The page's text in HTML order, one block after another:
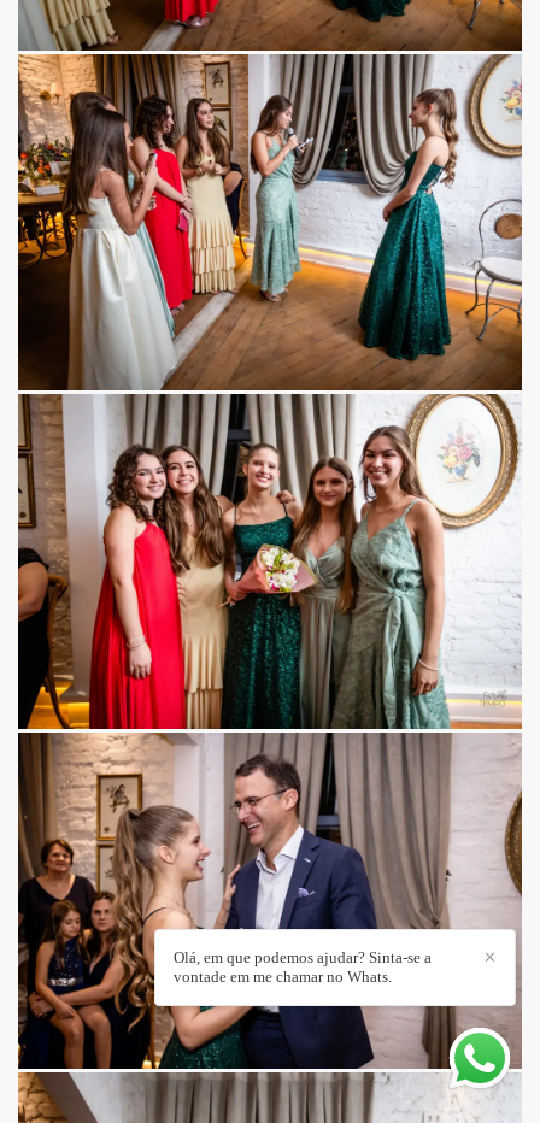
✕
Olá, em que podemos ajudar? Sinta-se a
vontade em me chamar no Whats.